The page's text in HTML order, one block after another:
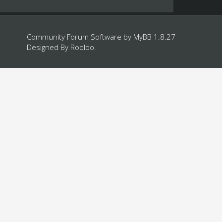
Community Forum Software by MyBB 1.8.27
Designed By Rooloo.